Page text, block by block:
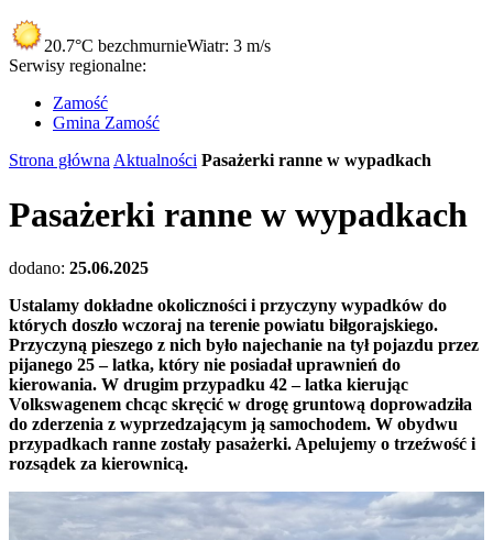
20.7°C bezchmurnieWiatr: 3 m/s
Serwisy regionalne:
Zamość
Gmina Zamość
Strona główna Aktualności Pasażerki ranne w wypadkach
Pasażerki ranne w wypadkach
dodano: 25.06.2025
Ustalamy dokładne okoliczności i przyczyny wypadków do
których doszło wczoraj na terenie powiatu biłgorajskiego.
Przyczyną pieszego z nich było najechanie na tył pojazdu przez
pijanego 25 – latka, który nie posiadał uprawnień do
kierowania. W drugim przypadku 42 – latka kierując
Volkswagenem chcąc skręcić w drogę gruntową doprowadziła
do zderzenia z wyprzedzającym ją samochodem. W obydwu
przypadkach ranne zostały pasażerki. Apelujemy o trzeźwość i
rozsądek za kierownicą.